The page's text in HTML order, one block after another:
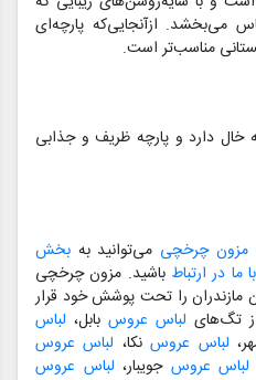
می‌بخشد. ازآنجایی‌که پارچه‌ای
مناسب‌تر است.
دارد و پارچه ظریف و جذابی
مزون چرخچی می‌توانید به بخش
با ما در ارتباط باشید. مزون چرخچی
مازندران را تحت پوشش خود قرار
تگ‌های لباس عروس بابل، لباس
لباس عروسنکا، لباس عروس
لباس عروس جویبار، لباس عروس